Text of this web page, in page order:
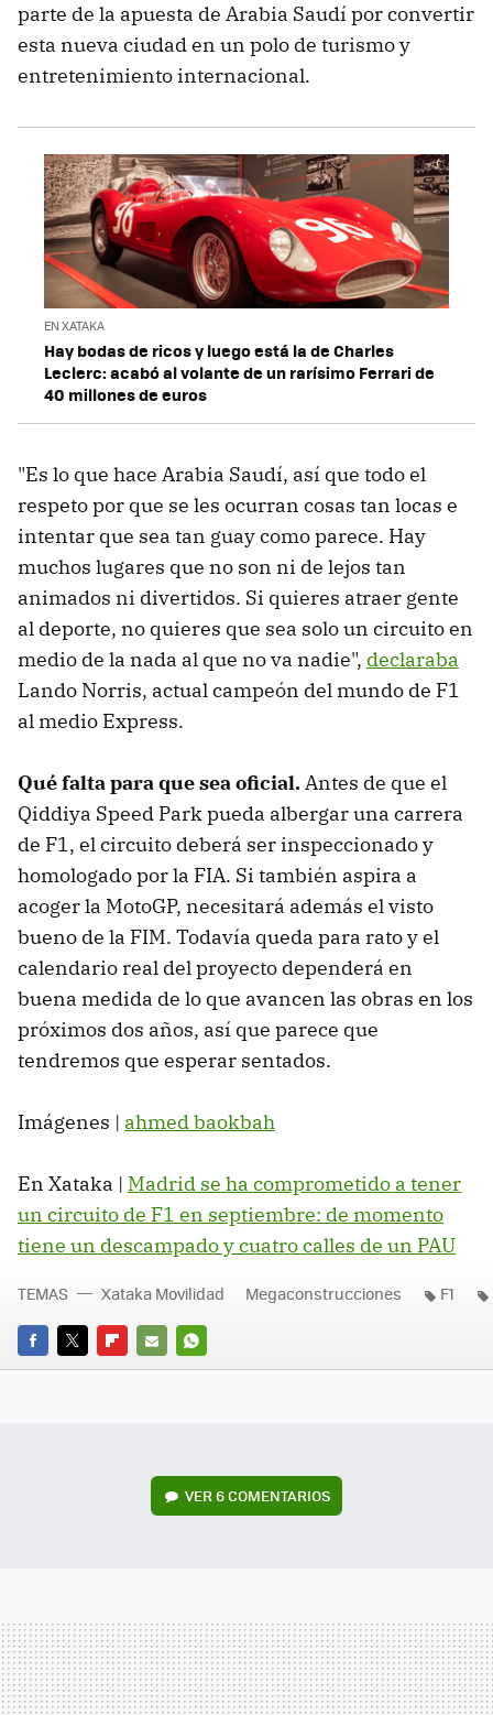
parte de la apuesta de Arabia Saudí por convertir
esta nueva ciudad en un polo de turismo y
entretenimiento internacional.
EN XATAKA
Hay bodas de ricos y luego está la de Charles
Leclerc: acabó al volante de un rarísimo Ferrari de
40 millones de euros
"Es lo que hace Arabia Saudí, así que todo el
respeto por que se les ocurran cosas tan locas e
intentar que sea tan guay como parece. Hay
muchos lugares que no son ni de lejos tan
animados ni divertidos. Si quieres atraer gente
al deporte, no quieres que sea solo un circuito en
medio de la nada al que no va nadie", declaraba
Lando Norris, actual campeón del mundo de F1
al medio Express.
Qué falta para que sea oficial.Antes de que el
Qiddiya Speed Park pueda albergar una carrera
de F1, el circuito deberá ser inspeccionado y
homologado por la FIA. Si también aspira a
acoger la MotoGP, necesitará además el visto
bueno de la FIM. Todavía queda para rato y el
calendario real del proyecto dependerá en
buena medida de lo que avancen las obras en los
próximos dos años, así que parece que
tendremos que esperar sentados.
Imágenes | ahmed baokbah
En Xataka | Madrid se ha comprometido a tener
un circuito de F1 en septiembre: de momento
tiene un descampado y cuatro calles de un PAU
FACEBOOK
TWITTERFLIPBOARD
E-
WHATSAPP
TEMAS Xataka Movilidad Megaconstrucciones F1
VER 6 COMENTARIOS